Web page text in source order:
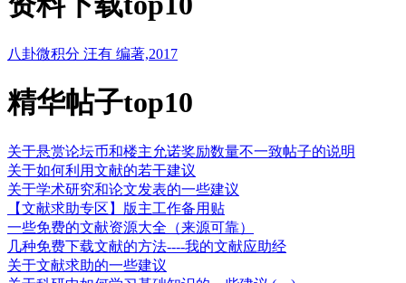
八卦微积分 汪有 编著,2017
精华帖子top10
关于悬赏论坛币和楼主允诺奖励数量不一致帖子的说明
关于如何利用文献的若干建议
关于学术研究和论文发表的一些建议
【文献求助专区】版主工作备用贴
一些免费的文献资源大全（来源可靠）
几种免费下载文献的方法----我的文献应助经
关于文献求助的一些建议